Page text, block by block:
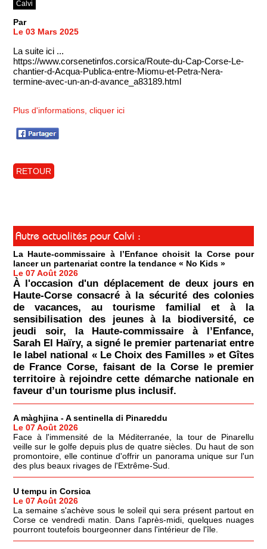
Calvi
Par
Le 03 Mars 2025
La suite ici ...
https://www.corsenetinfos.corsica/Route-du-Cap-Corse-Le-
chantier-d-Acqua-Publica-entre-Miomu-et-Petra-Nera-
termine-avec-un-an-d-avance_a83189.html
Plus d'informations, cliquer ici
RETOUR
Autre actualités pour Calvi :
La Haute-commissaire à l’Enfance choisit la Corse pour
lancer un partenariat contre la tendance « No Kids »
Le 07 Août 2026
À l'occasion d'un déplacement de deux jours en
Haute-Corse consacré à la sécurité des colonies
de vacances, au tourisme familial et à la
sensibilisation des jeunes à la biodiversité, ce
jeudi soir, la Haute-commissaire à l’Enfance,
Sarah El Haïry, a signé le premier partenariat entre
le label national « Le Choix des Familles » et Gîtes
de France Corse, faisant de la Corse le premier
territoire à rejoindre cette démarche nationale en
faveur d’un tourisme plus inclusif.
A màghjina - A sentinella di Pinareddu
Le 07 Août 2026
Face à l'immensité de la Méditerranée, la tour de Pinarellu
veille sur le golfe depuis plus de quatre siècles. Du haut de son
promontoire, elle continue d'offrir un panorama unique sur l'un
des plus beaux rivages de l'Extrême-Sud.
U tempu in Corsica
Le 07 Août 2026
La semaine s'achève sous le soleil qui sera présent partout en
Corse ce vendredi matin. Dans l'après-midi, quelques nuages
pourront toutefois bourgeonner dans l'intérieur de l'île.